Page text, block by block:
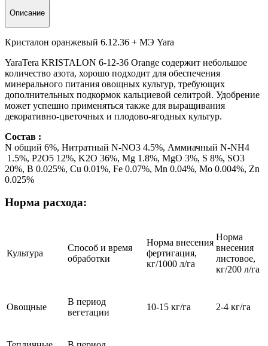
Описание
Кристалон оранжевый 6.12.36 + МЭ Yara
YaraTera KRISTALON 6-12-36 Orange содержит небольшое
количество азота, хорошо подходит для обеспечения
минерального питания овощных культур, требующих
дополнительных подкормок кальциевой селитрой. Удобрение
может успешно применяться также для выращивания
декоративно-цветочных и плодово-ягодных культур.
Состав :
N общий 6%, Нитратный N-NO3 4.5%, Аммиачный N-NH4
1.5%, P2O5 12%, K2O 36%, Mg 1.8%, MgO 3%, S 8%, SO3
20%, B 0.025%, Cu 0.01%, Fe 0.07%, Mn 0.04%, Mo 0.004%, Zn
0.025%
Норма расхода:
Культура
Способ и время
обработки
Норма внесения
фертигация,
кг/1000 л/га
Норма
внесения
листовое,
кг/200 л/га
Овощные
В период
вегетации
10-15 кг/га 2-4 кг/га